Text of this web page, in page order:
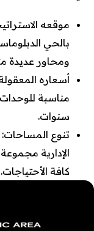
بالحي
ومحاور عديدة
أسعاره
سنوات.
الإدارية
كافة الأحتياجات.